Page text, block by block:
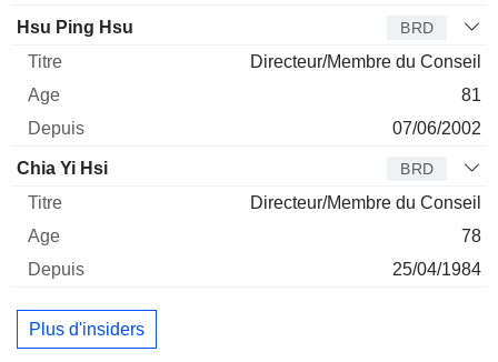
Hsu Ping Hsu BRD
Directeur/Membre du Conseil
81
07/06/2002
Chia Yi Hsi BRD
Directeur/Membre du Conseil
78
25/04/1984
Plus d'insiders